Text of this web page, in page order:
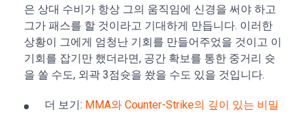
은 상대 수비가 항상 그의 움직임에 신경을 써야 하고
그가 패스를 할 것이라고 기대하게 만듭니다. 이러한
상황이 그에게 엄청난 기회를 만들어주었을 것이고 이
기회를 잡기만 했더라면, 공간 확보를 통한 중거리 슛
을 쏠 수도, 외곽 3점슛을 쐈을 수도 있을 것입니다.
더 보기: MMA와 Counter-Strike의 깊이 있는 비밀